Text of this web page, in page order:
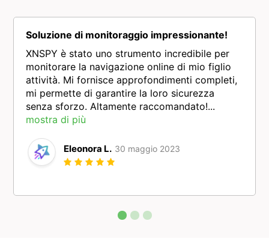
Soluzione di monitoraggio impressionante!
XNSPY è stato uno strumento incredibile per
monitorare la navigazione online di mio figlio
attività. Mi fornisce approfondimenti completi,
mi permette di garantire la loro sicurezza
senza sforzo. Altamente raccomandato!...
mostra di più
Eleonora L. 30 maggio 2023